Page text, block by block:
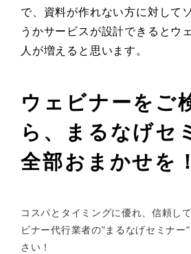
で、資料が作れない方に対して
うかサービスが設計できるとウ
人が増えると思います。
ウェビナーをご
ら、まるなげセ
全部おまかせを！
コスパとタイミングに優れ、信頼し
ビナー代行業者の"まるなげセミナー
さい！